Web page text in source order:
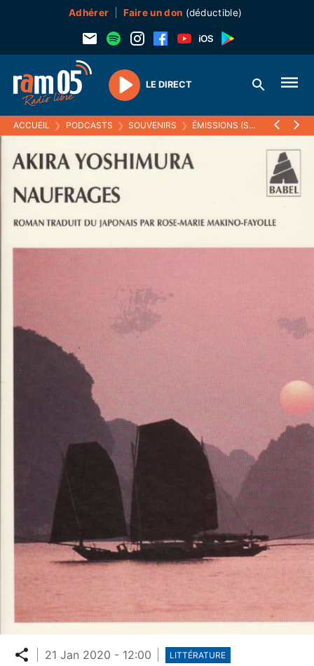
Adhérer Faire un don (déductible)
Play
LE DIRECT
ACCUEIL ❯ PODCASTS ❯ SOUVENIRS ❯ ÉMISSIONS (SOUVENIRS) ❯
Partager
21 Jan 2020 - 12:00 LITTÉRATURE